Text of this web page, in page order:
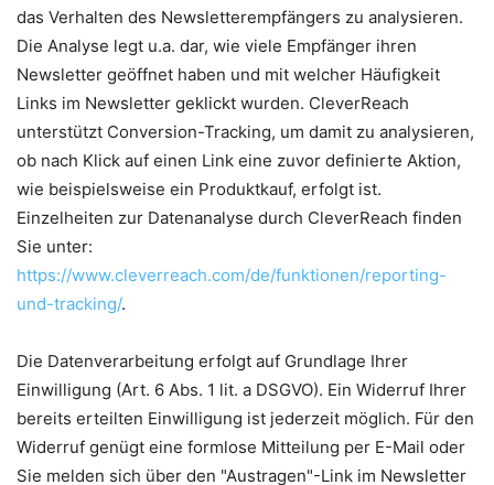
das Verhalten des Newsletterempfängers zu analysieren.
Die Analyse legt u.a. dar, wie viele Empfänger ihren
Newsletter geöffnet haben und mit welcher Häufigkeit
Links im Newsletter geklickt wurden. CleverReach
unterstützt Conversion-Tracking, um damit zu analysieren,
ob nach Klick auf einen Link eine zuvor definierte Aktion,
wie beispielsweise ein Produktkauf, erfolgt ist.
Einzelheiten zur Datenanalyse durch CleverReach finden
Sie unter:
https://www.cleverreach.com/de/funktionen/reporting-
und-tracking/.
Die Datenverarbeitung erfolgt auf Grundlage Ihrer
Einwilligung (Art. 6 Abs. 1 lit. a DSGVO). Ein Widerruf Ihrer
bereits erteilten Einwilligung ist jederzeit möglich. Für den
Widerruf genügt eine formlose Mitteilung per E-Mail oder
Sie melden sich über den "Austragen"-Link im Newsletter